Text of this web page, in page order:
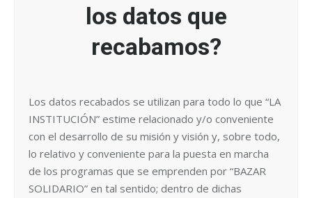
los datos que
recabamos?
Los datos recabados se utilizan para todo lo que “LA
INSTITUCIÓN” estime relacionado y/o conveniente
con el desarrollo de su misión y visión y, sobre todo,
lo relativo y conveniente para la puesta en marcha
de los programas que se emprenden por “BAZAR
SOLIDARIO” en tal sentido; dentro de dichas